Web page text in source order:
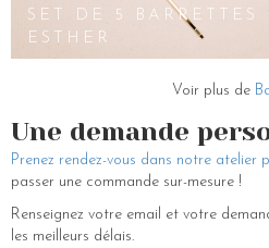
parures : diadème fleuri, serre-tête,
et barrettes à cheveux. Ces
femmes sophistiquées à la garde
par les petites fées de notre atelier
Pour découvrir la suite de notre
bijoux pour cheveux, vous pouvez
fleurs, peignes ornés de perles
fleurs, boucles à clips ornées de
têtes… Vous y trouverez une multitude
de vous la plus belle des mariées, ou
SET DE 5 BARRETTES
ESTHER
Voir plus de
Une demande
Prenez rendez-vous dans notre atelier
passer une commande sur-mesure !
Renseignez votre email et votre
les meilleurs délais.